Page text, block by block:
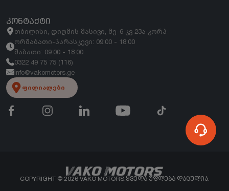
ᲙᲝᲜᲢᲐᲥᲢᲘ
თბილისი, დიღმის მასივი, მე-6 კვ 23ა კორპ
ორშაბათი-პარასკევი: 09:00 - 18:00
შაბათი: 09:00 - 18:00
0322 49 75 75 (116)
info@vakomotors.ge
ფილიალები
COPYRIGHT © 2026VAKO MOTORS.ᲧᲕᲔᲚᲐ ᲣᲤᲚᲔᲑᲐ ᲓᲐᲪᲣᲚᲘᲐ.